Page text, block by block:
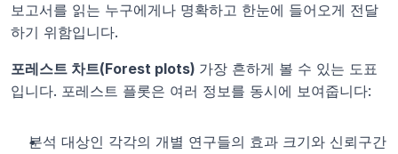
보고서를 읽는 누구에게나 명확하고 한눈에 들어오게 전달
하기 위함입니다.
포레스트 차트(Forest plots) 가장 흔하게 볼 수 있는 도표
입니다. 포레스트 플롯은 여러 정보를 동시에 보여줍니다:
분석 대상인 각각의 개별 연구들의 효과 크기와 신뢰구간